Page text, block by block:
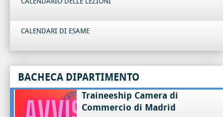
CALENDARI DI ESAME
BACHECA DIPARTIMENTO
Traineeship Camera di
Commercio di Madrid